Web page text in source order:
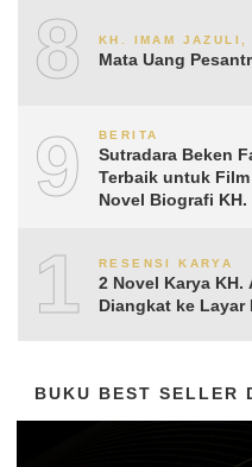
8 KH. IMAM JAZULI,
Mata Uang
9 BERITA
Sutradara Beken
Terbaik untuk
Novel Biografi KH.
10RESENSI KARYA
2 Novel Karya KH.
Diangkat ke Layar
BUKU BEST SELLER